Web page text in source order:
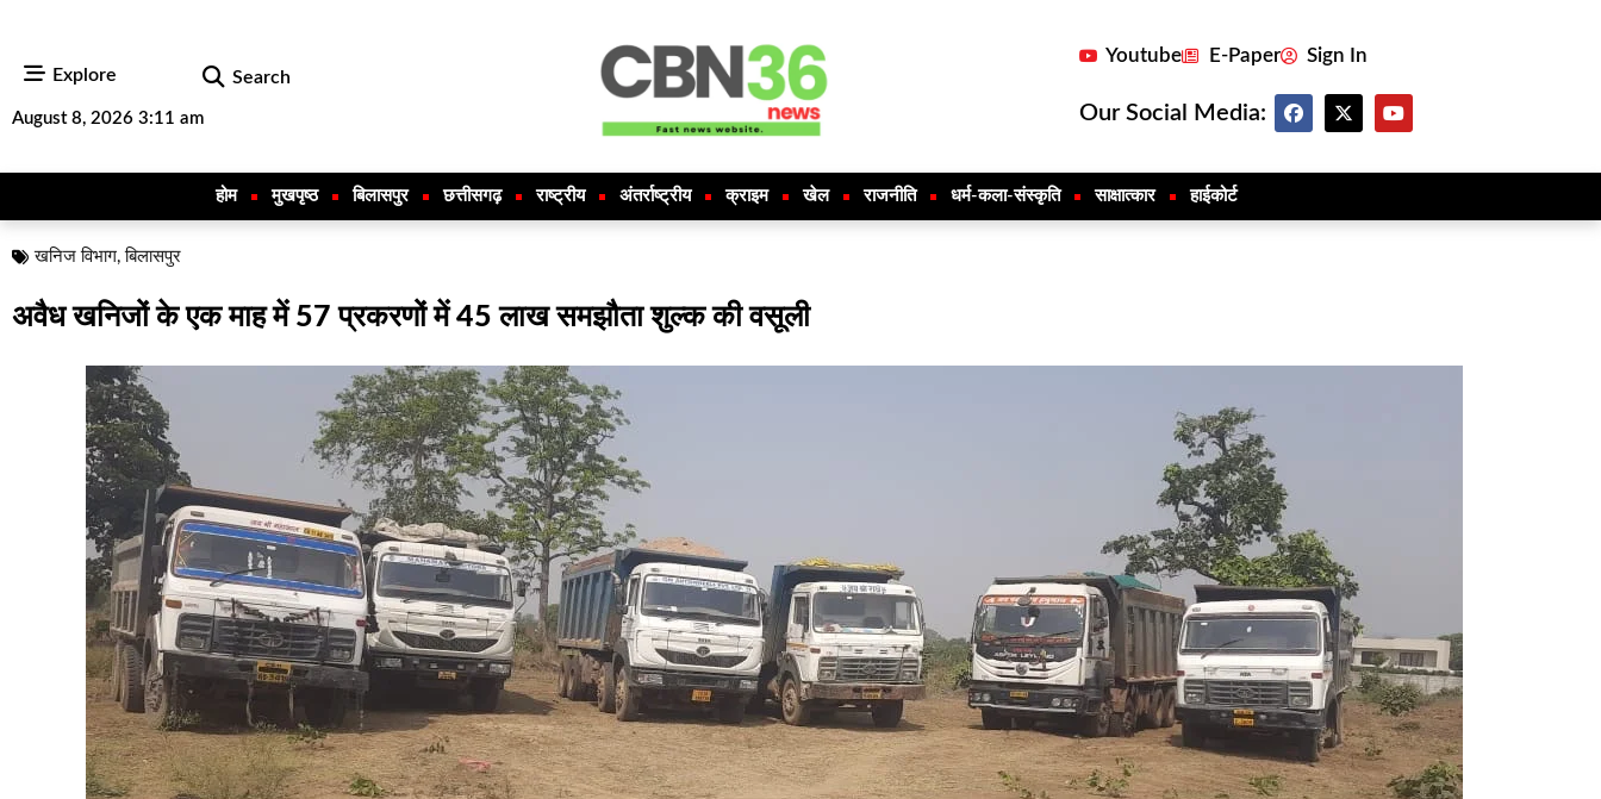
Explore Search
August 8, 2026 3:11 am
Youtube E-Paper Sign In
Our Social Media:
होम मुखपृष्ठ बिलासपुर छत्तीसगढ़ राष्ट्रीय अंतर्राष्ट्रीय क्राइम खेल राजनीति धर्म-कला-संस्कृति साक्षात्कार हाईकोर्ट
खनिज विभाग,बिलासपुर
अवैध खनिजों के एक माह में 57 प्रकरणों में 45 लाख समझौता शुल्क की वसूली